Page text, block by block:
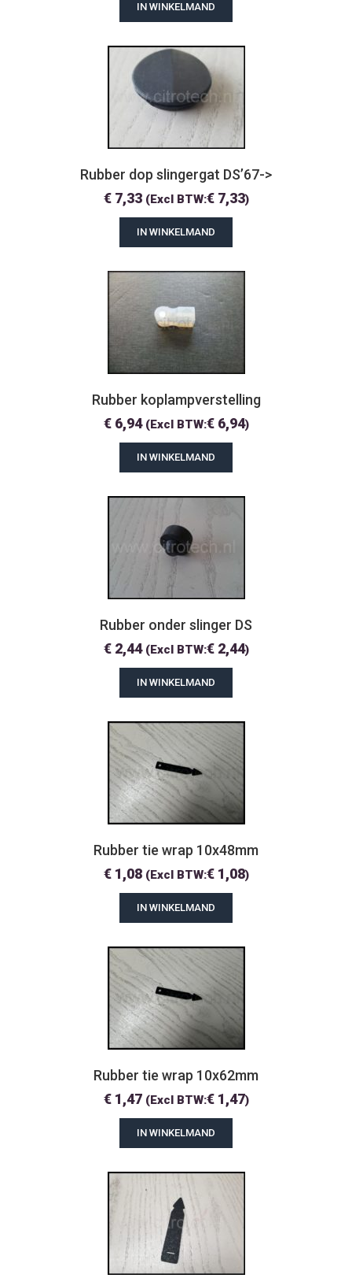
IN WINKELMAND
Rubber dop slingergat DS’67->
€7,33 (Excl BTW:€7,33)
IN WINKELMAND
Rubber koplampverstelling
€6,94 (Excl BTW:€6,94)
IN WINKELMAND
Rubber onder slinger DS
€2,44 (Excl BTW:€2,44)
IN WINKELMAND
Rubber tie wrap 10x48mm
€1,08 (Excl BTW:€1,08)
IN WINKELMAND
Rubber tie wrap 10x62mm
€1,47 (Excl BTW:€1,47)
IN WINKELMAND